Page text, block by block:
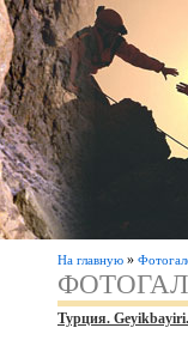
На главную »
Турция.